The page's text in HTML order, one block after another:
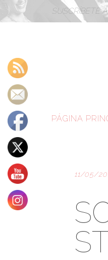
SUSCRÍBETE
PÁGINA
11/05/